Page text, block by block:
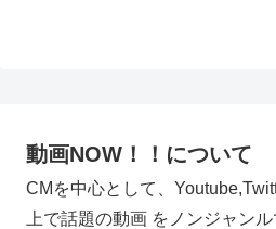
動画NOW！！について
CMを中心として、
上で話題の動画 をノンジャン